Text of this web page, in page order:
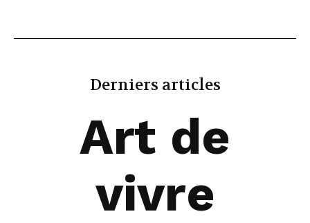
Derniers articles
Art de
vivre